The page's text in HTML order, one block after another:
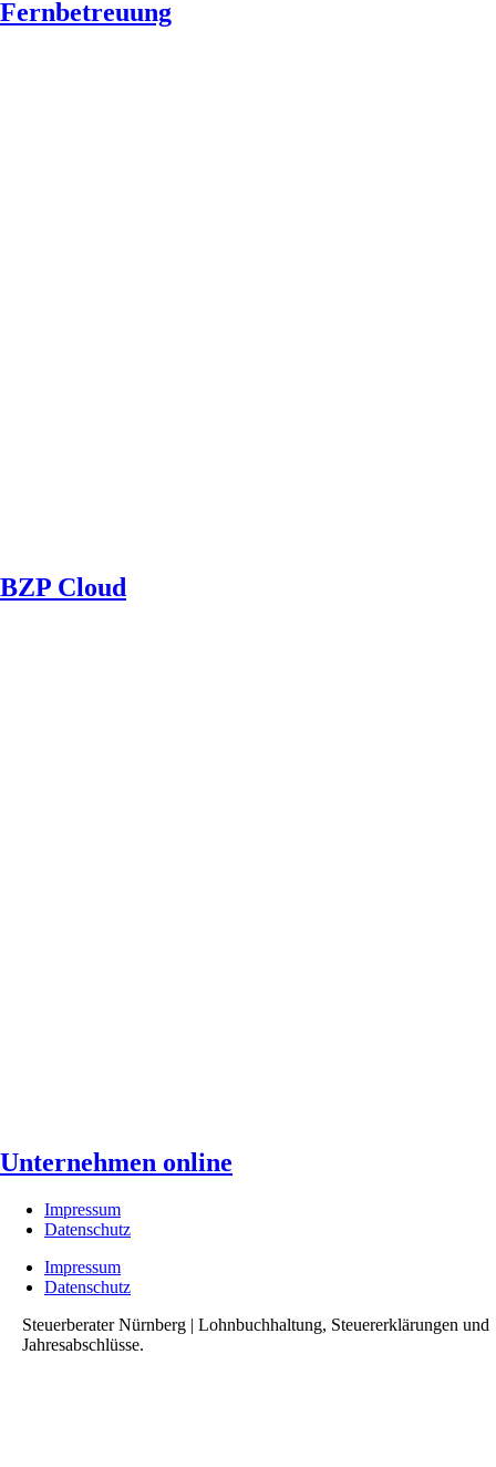
Fernbetreuung
BZP Cloud
Unternehmen online
Impressum
Datenschutz
Impressum
Datenschutz
Steuerberater Nürnberg | Lohnbuchhaltung, Steuererklärungen und
Jahresabschlüsse.